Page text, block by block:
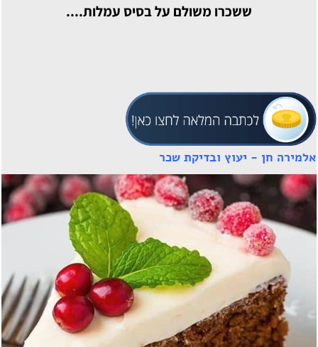
ששכרו משולם על בסיס עמלות....
אלמירה חן - יעוץ ובדיקת שכר